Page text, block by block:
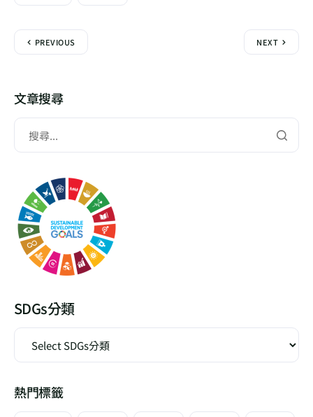
PREVIOUS NEXT
文章搜尋
SDGs分類
熱門標籤